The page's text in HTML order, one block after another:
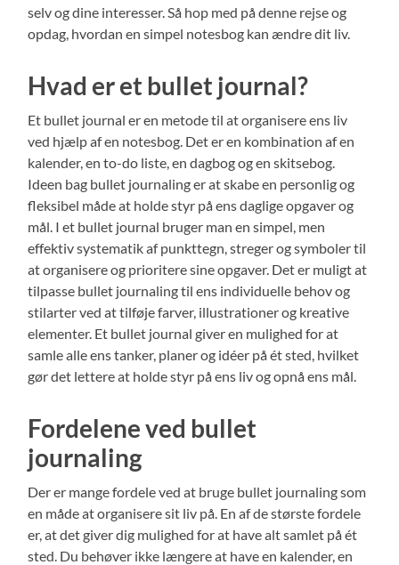
selv og dine interesser. Så hop med på denne rejse og
opdag, hvordan en simpel notesbog kan ændre dit liv.
Hvad er et bullet journal?
Et bullet journal er en metode til at organisere ens liv
ved hjælp af en notesbog. Det er en kombination af en
kalender, en to-do liste, en dagbog og en skitsebog.
Ideen bag bullet journaling er at skabe en personlig og
fleksibel måde at holde styr på ens daglige opgaver og
mål. I et bullet journal bruger man en simpel, men
effektiv systematik af punkttegn, streger og symboler til
at organisere og prioritere sine opgaver. Det er muligt at
tilpasse bullet journaling til ens individuelle behov og
stilarter ved at tilføje farver, illustrationer og kreative
elementer. Et bullet journal giver en mulighed for at
samle alle ens tanker, planer og idéer på ét sted, hvilket
gør det lettere at holde styr på ens liv og opnå ens mål.
Fordelene ved bullet
journaling
Der er mange fordele ved at bruge bullet journaling som
en måde at organisere sit liv på. En af de største fordele
er, at det giver dig mulighed for at have alt samlet på ét
sted. Du behøver ikke længere at have en kalender, en